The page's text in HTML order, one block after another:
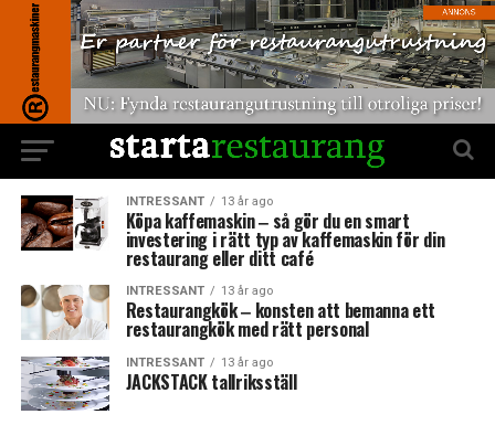
INTRESSANT 13 år ago
Köpa kaffemaskin ‒ så gör du en smart
investering i rätt typ av kaffemaskin för din
restaurang eller ditt café
INTRESSANT 13 år ago
Restaurangkök ‒ konsten att bemanna ett
restaurangkök med rätt personal
INTRESSANT 13 år ago
JACKSTACK tallriksställ